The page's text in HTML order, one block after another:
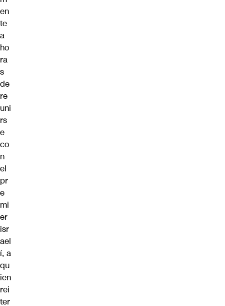
en
te
a
ho
ra
s
de
re
uni
rs
e
co
n
el
pr
e
mi
er
isr
ael
í, a
qu
ien
rei
ter